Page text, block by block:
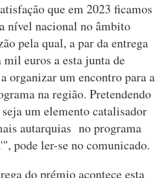
que em 2023 ficamos
nível nacional no âmbito
pela qual, a par da entrega
euros a esta junta de
organizar um encontro para a
na região. Pretendendo
um elemento catalisador
autarquias no programa
pode ler-se no comunicado.
do prémio acontece esta